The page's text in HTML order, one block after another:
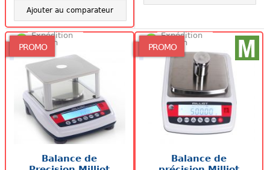
Ajouter au comparateur
PROMO
Expédition
48/72h
Balance de
PROMO
Expédition
48/72h
Balance de